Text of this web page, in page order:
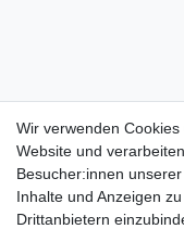
Kundenservice
Hotline: 07452 - 847
Wir verwenden
Website und
Besucher:innen
Inhalte und Anzeigen
Drittanbietern